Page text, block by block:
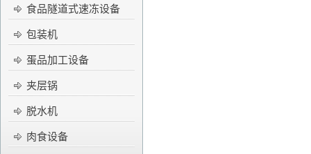
食品隧道式速冻设备
包装机
蛋品加工设备
夹层锅
脱水机
肉食设备